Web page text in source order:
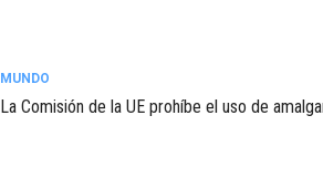
MUNDO
La Comisión de la UE prohíbe el uso de